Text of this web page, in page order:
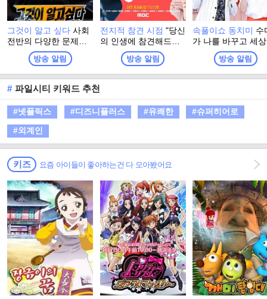
그것이 알고 싶다사회
전반의 다양한 문제점
들을 들여다보는 SBS
의 대표적인 시사고발
프로그램
방송 알림
전지적 참견 시점 "당신
의 인생에 참견해드립
니다!" 매니저들의 거침
없는 제보로 공개되는
스타들의 리얼 일상! 그
콜한 참견!
방송 알림
속풀이쇼 동치미 수
가 나를 바꾸고 세
바꾼다! 살면서 어
든 누구나 마주치는
터지는 일들! 나만
단! 말발은 100단!
는 친구, 때로는 언
에 살얼음 동동 띄
원한 동치미를 선사
방송 알림
# 파일시티 키워드 추천
#넷플릭스 #디즈니플러스 #유쾌한
#슈퍼히어로
#외계인
키즈 요즘 아이들이 좋아하는건 다 모아봤어요